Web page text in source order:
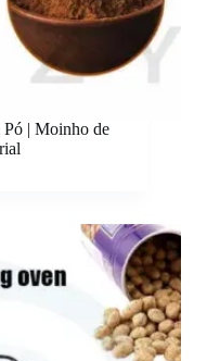
Pó | Moinho de